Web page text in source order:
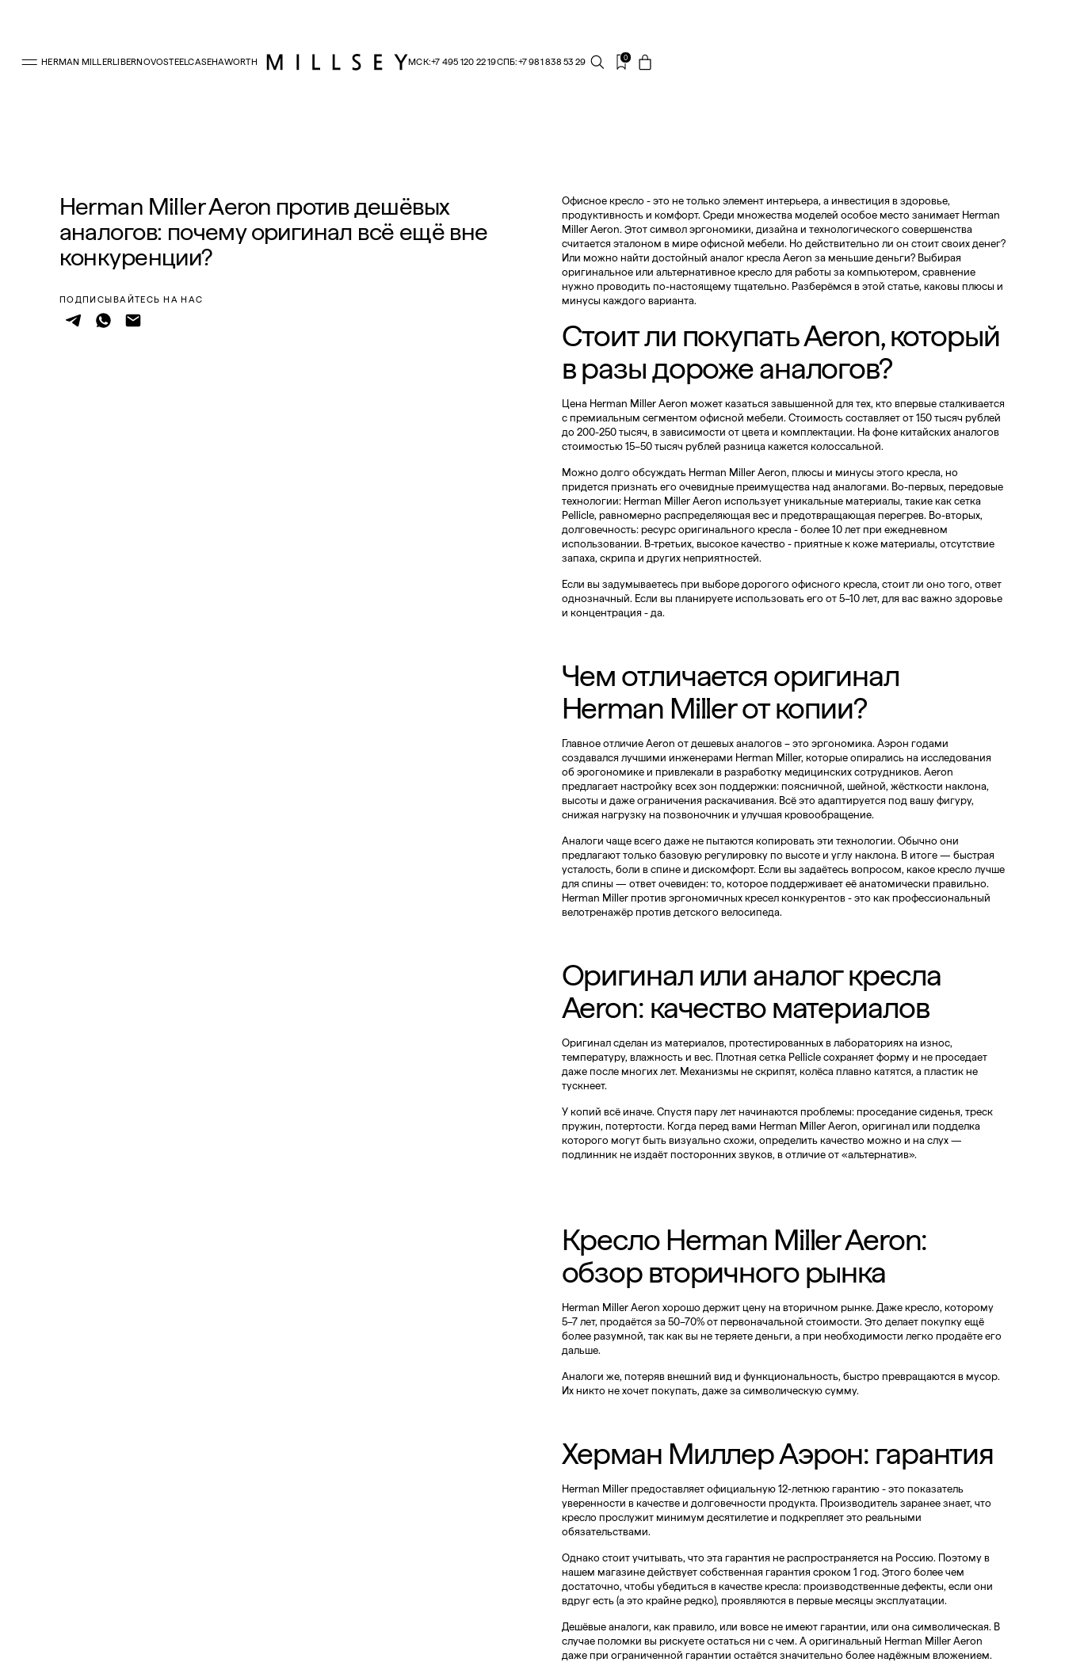
HERMAN MILLERLIBERNOVOSTEELCASEHAWORTH МСК:+7 495 120 22 19СПБ:+7 981 838 53 29 0
ГЛАВНАЯ БЛОГ HERMAN MILLER AERON ПРОТИВ ДЕШЁВЫХ АНАЛОГОВ: ПОЧЕМУ ОРИГИНАЛ ВСЁ ЕЩЁ ВНЕ КОНКУРЕНЦИИ?
Herman Miller Aeron против дешёвых
аналогов: почему оригинал всё ещё вне
конкуренции?
ПОДПИСЫВАЙТЕСЬ НА НАС
Офисное кресло - это не только элемент интерьера, а инвестиция в здоровье,
продуктивность и комфорт. Среди множества моделей особое место занимает Herman
Miller Aeron. Этот символ эргономики, дизайна и технологического совершенства
считается эталоном в мире офисной мебели. Но действительно ли он стоит своих денег?
Или можно найти достойный аналог кресла Aeron за меньшие деньги? Выбирая
оригинальное или альтернативное кресло для работы за компьютером, сравнение
нужно проводить по-настоящему тщательно. Разберёмся в этой статье, каковы плюсы и
минусы каждого варианта.
Стоит ли покупать Aeron, который
в разы дороже аналогов?
Цена Herman Miller Aeron может казаться завышенной для тех, кто впервые сталкивается
с премиальным сегментом офисной мебели. Стоимость составляет от 150 тысяч рублей
до 200-250 тысяч, в зависимости от цвета и комплектации. На фоне китайских аналогов
стоимостью 15–50 тысяч рублей разница кажется колоссальной.
Можно долго обсуждать Herman Miller Aeron, плюсы и минусы этого кресла, но
придется признать его очевидные преимущества над аналогами. Во-первых, передовые
технологии: Herman Miller Aeron использует уникальные материалы, такие как сетка
Pellicle, равномерно распределяющая вес и предотвращающая перегрев. Во-вторых,
долговечность: ресурс оригинального кресла - более 10 лет при ежедневном
использовании. В-третьих, высокое качество - приятные к коже материалы, отсутствие
запаха, скрипа и других неприятностей.
Если вы задумываетесь при выборе дорогого офисного кресла, стоит ли оно того, ответ
однозначный. Если вы планируете использовать его от 5–10 лет, для вас важно здоровье
и концентрация - да.
Чем отличается оригинал
Herman Miller от копии?
Главное отличие Aeron от дешевых аналогов – это эргономика. Аэрон годами
создавался лучшими инженерами Herman Miller, которые опирались на исследования
об эрогономике и привлекали в разработку медицинских сотрудников. Aeron
предлагает настройку всех зон поддержки: поясничной, шейной, жёсткости наклона,
высоты и даже ограничения раскачивания. Всё это адаптируется под вашу фигуру,
снижая нагрузку на позвоночник и улучшая кровообращение.
Аналоги чаще всего даже не пытаются копировать эти технологии. Обычно они
предлагают только базовую регулировку по высоте и углу наклона. В итоге — быстрая
усталость, боли в спине и дискомфорт. Если вы задаётесь вопросом, какое кресло лучше
для спины — ответ очевиден: то, которое поддерживает её анатомически правильно.
Herman Miller против эргономичных кресел конкурентов - это как профессиональный
велотренажёр против детского велосипеда.
Оригинал или аналог кресла
Aeron: качество материалов
Оригинал сделан из материалов, протестированных в лабораториях на износ,
температуру, влажность и вес. Плотная сетка Pellicle сохраняет форму и не проседает
даже после многих лет. Механизмы не скрипят, колёса плавно катятся, а пластик не
тускнеет.
У копий всё иначе. Спустя пару лет начинаются проблемы: проседание сиденья, треск
пружин, потертости. Когда перед вами Herman Miller Aeron, оригинал или подделка
которого могут быть визуально схожи, определить качество можно и на слух —
подлинник не издаёт посторонних звуков, в отличие от «альтернатив».
Кресло Herman Miller Aeron:
обзор вторичного рынка
Herman Miller Aeron хорошо держит цену на вторичном рынке. Даже кресло, которому
5–7 лет, продаётся за 50–70% от первоначальной стоимости. Это делает покупку ещё
более разумной, так как вы не теряете деньги, а при необходимости легко продаёте его
дальше.
Аналоги же, потеряв внешний вид и функциональность, быстро превращаются в мусор.
Их никто не хочет покупать, даже за символическую сумму.
Херман Миллер Аэрон: гарантия
Herman Miller предоставляет официальную 12-летнюю гарантию - это показатель
уверенности в качестве и долговечности продукта. Производитель заранее знает, что
кресло прослужит минимум десятилетие и подкрепляет это реальными
обязательствами.
Однако стоит учитывать, что эта гарантия не распространяется на Россию. Поэтому в
нашем магазине действует собственная гарантия сроком 1 год. Этого более чем
достаточно, чтобы убедиться в качестве кресла: производственные дефекты, если они
вдруг есть (а это крайне редко), проявляются в первые месяцы эксплуатации.
Дешёвые аналоги, как правило, или вовсе не имеют гарантии, или она символическая. В
случае поломки вы рискуете остаться ни с чем. А оригинальный Herman Miller Aeron
даже при ограниченной гарантии остаётся значительно более надёжным вложением.